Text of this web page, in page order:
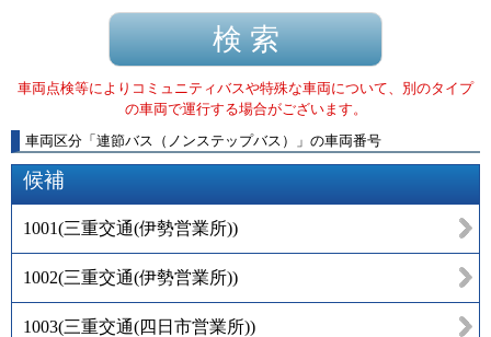
車両点検等によりコミュニティバスや特殊な車両について、別のタイプ
の車両で運行する場合がございます。
車両区分 「 連節バス（ノンステップバス） 」 の車両番号
候補
1001(三重交通(伊勢営業所))
1002(三重交通(伊勢営業所))
1003(三重交通(四日市営業所))